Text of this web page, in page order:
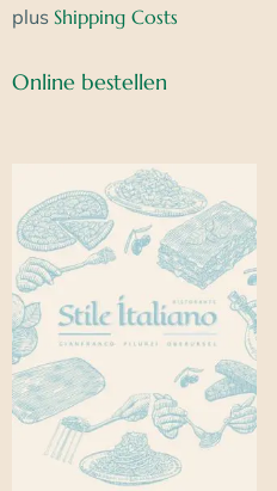
plus Shipping Costs
Online bestellen